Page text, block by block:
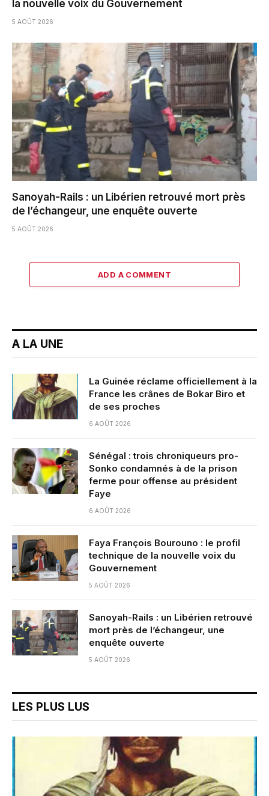
la nouvelle voix du Gouvernement
5 AOÛT 2026
Sanoyah-Rails : un Libérien retrouvé mort près
de l’échangeur, une enquête ouverte
5 AOÛT 2026
ADD A COMMENT
A LA UNE
La Guinée réclame officiellement à la
France les crânes de Bokar Biro et
de ses proches
6 AOÛT 2026
Sénégal : trois chroniqueurs pro-
Sonko condamnés à de la prison
ferme pour offense au président
Faye
6 AOÛT 2026
Faya François Bourouno : le profil
technique de la nouvelle voix du
Gouvernement
5 AOÛT 2026
Sanoyah-Rails : un Libérien retrouvé
mort près de l’échangeur, une
enquête ouverte
5 AOÛT 2026
LES PLUS LUS